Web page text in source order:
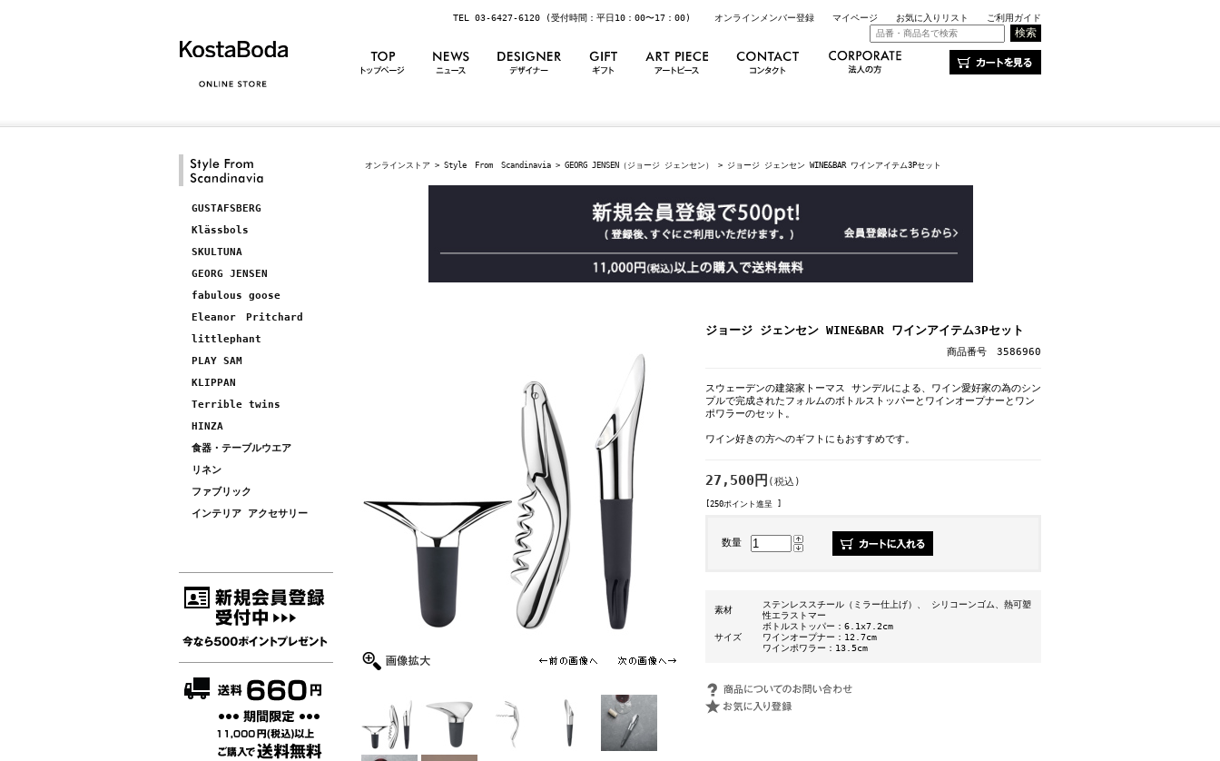
TEL 03-6427-6120 (受付時間：平日10：00〜17：00) オンラインメンバー登録 マイページ お気に入りリスト ご利用ガイド
GUSTAFSBERG
Klässbols
SKULTUNA
GEORG JENSEN
fabulous goose
Eleanor Pritchard
littlephant
PLAY SAM
KLIPPAN
Terrible twins
HINZA
食器・テーブルウエア
リネン
ファブリック
インテリア アクセサリー
オンラインストア > Style From Scandinavia > GEORG JENSEN（ジョージ ジェンセン） > ジョージ ジェンセン WINE&BAR ワインアイテム3Pセット
ジョージ ジェンセン WINE&BAR ワインアイテム3Pセット
商品番号 3586960
スウェーデンの建築家トーマス サンデルによる、ワイン愛好家の為のシン
プルで完成されたフォルムのボトルストッパーとワインオープナーとワン
ポワラーのセット。
ワイン好きの方へのギフトにもおすすめです。
27,500円 (税込)
[250ポイント進呈 ]
数量
素材
ステンレススチール（ミラー仕上げ）、 シリコーンゴム、熱可塑
性エラストマー
サイズ
ボトルストッパー：6.1x7.2cm
ワインオープナー：12.7cm
ワインポワラー：13.5cm